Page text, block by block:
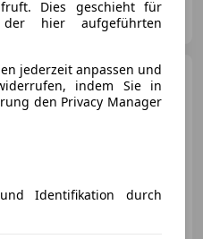
Audi A4 Avant 30 TDI S-tronic
/ PANO / LEDER / LED /
Dies geschieht für
hier aufgeführten
jederzeit anpassen und
indem Sie in
den Privacy Manager
Identifikation durch